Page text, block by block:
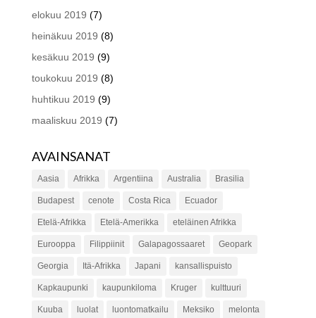
elokuu 2019 (7)
heinäkuu 2019 (8)
kesäkuu 2019 (9)
toukokuu 2019 (8)
huhtikuu 2019 (9)
maaliskuu 2019 (7)
AVAINSANAT
Aasia Afrikka Argentiina Australia Brasilia
Budapest cenote Costa Rica Ecuador
Etelä-Afrikka Etelä-Amerikka eteläinen Afrikka
Eurooppa Filippiinit Galapagossaaret Geopark
Georgia Itä-Afrikka Japani kansallispuisto
Kapkaupunki kaupunkiloma Kruger kulttuuri
Kuuba luolat luontomatkailu Meksiko melonta